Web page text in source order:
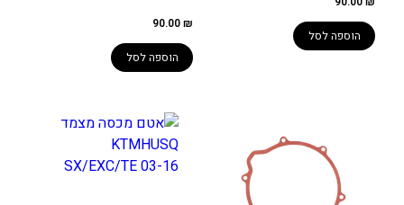
הוספה לסל
90.00₪
הוספה לסל